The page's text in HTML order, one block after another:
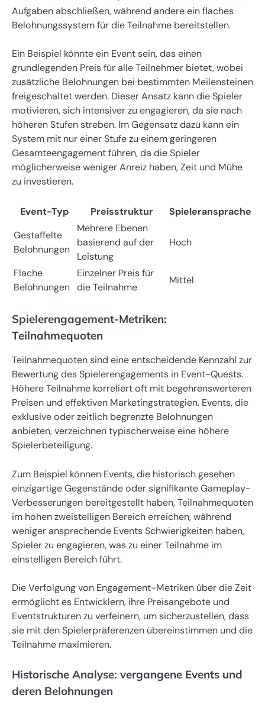
Aufgaben abschließen, während andere ein flaches
Belohnungssystem für die Teilnahme bereitstellen.
Ein Beispiel könnte ein Event sein, das einen
grundlegenden Preis für alle Teilnehmer bietet, wobei
zusätzliche Belohnungen bei bestimmten Meilensteinen
freigeschaltet werden. Dieser Ansatz kann die Spieler
motivieren, sich intensiver zu engagieren, da sie nach
höheren Stufen streben. Im Gegensatz dazu kann ein
System mit nur einer Stufe zu einem geringeren
Gesamteengagement führen, da die Spieler
möglicherweise weniger Anreiz haben, Zeit und Mühe
zu investieren.
Event-Typ Preisstruktur
Spieleransprache
Gestaffelte
Belohnungen
Mehrere Ebenen
basierend auf der
Leistung
Hoch
Flache
Belohnungen
Einzelner Preis für
die Teilnahme
Mittel
Spielerengagement-Metriken:
Teilnahmequoten
Teilnahmequoten sind eine entscheidende Kennzahl zur
Bewertung des Spielerengagements in Event-Quests.
Höhere Teilnahme korreliert oft mit begehrenswerteren
Preisen und effektiven Marketingstrategien. Events, die
exklusive oder zeitlich begrenzte Belohnungen
anbieten, verzeichnen typischerweise eine höhere
Spielerbeteiligung.
Zum Beispiel können Events, die historisch gesehen
einzigartige Gegenstände oder signifikante Gameplay-
Verbesserungen bereitgestellt haben, Teilnahmequoten
im hohen zweistelligen Bereich erreichen, während
weniger ansprechende Events Schwierigkeiten haben,
Spieler zu engagieren, was zu einer Teilnahme im
einstelligen Bereich führt.
Die Verfolgung von Engagement-Metriken über die Zeit
ermöglicht es Entwicklern, ihre Preisangebote und
Eventstrukturen zu verfeinern, um sicherzustellen, dass
sie mit den Spielerpräferenzen übereinstimmen und die
Teilnahme maximieren.
Historische Analyse: vergangene Events und
deren Belohnungen